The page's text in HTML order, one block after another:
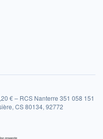
€ – RCS Nanterre 351 058 151
CS 80134, 92772